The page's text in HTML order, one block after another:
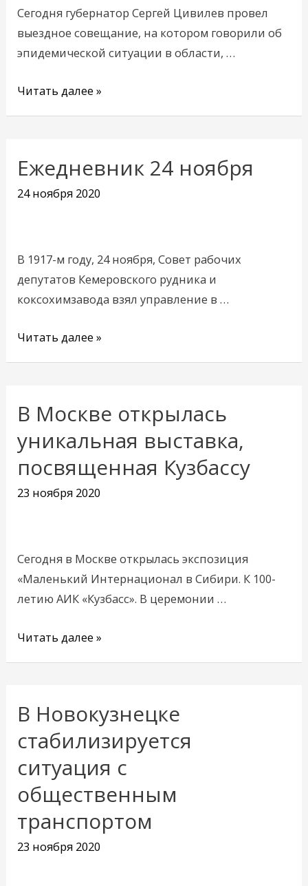
Сегодня губернатор Сергей Цивилев провел
выездное совещание, на котором говорили об
эпидемической ситуации в области, …
объеме
Читать далее »
Ежедневник 24 ноября
24 ноября 2020
В 1917-м году, 24 ноября, Совет рабочих
депутатов Кемеровского рудника и
коксохимзавода взял управление в …
Ежедневник
ноября
Читать далее »
В Москве открылась
уникальная выставка,
посвященная Кузбассу
23 ноября 2020
Сегодня в Москве открылась экспозиция
«Маленький Интернационал в Сибири. К 100-
летию АИК «Кузбасс». В церемонии …
В
открылась
уникальная
выставка,
Читать далее »
В Новокузнецке
стабилизируется
ситуация с
общественным
транспортом
23 ноября 2020
В
Новокузнецке
стабилизируется
ситуация
с
общественным
транспортом